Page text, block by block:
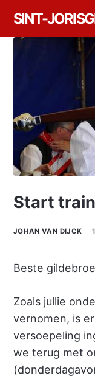
SINT-
Start
JOHAN VAN DIJCK
Beste
Zoals jullie
vernomen, is
versoepeling
we terug met